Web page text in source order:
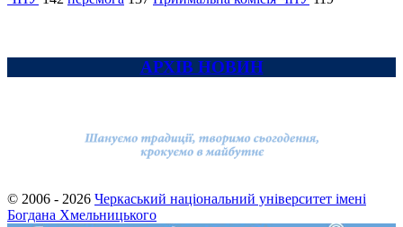
АРХІВ НОВИН
© 2006 - 2026 Черкаський національний університет імені
Богдана Хмельницького